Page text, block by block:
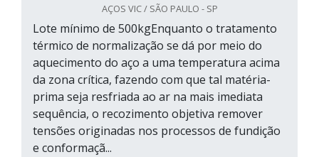
AÇOS VIC / SÃO PAULO - SP
Lote mínimo de 500kgEnquanto o tratamento
térmico de normalização se dá por meio do
aquecimento do aço a uma temperatura acima
da zona crítica, fazendo com que tal matéria-
prima seja resfriada ao ar na mais imediata
sequência, o recozimento objetiva remover
tensões originadas nos processos de fundição
e conformaçã...